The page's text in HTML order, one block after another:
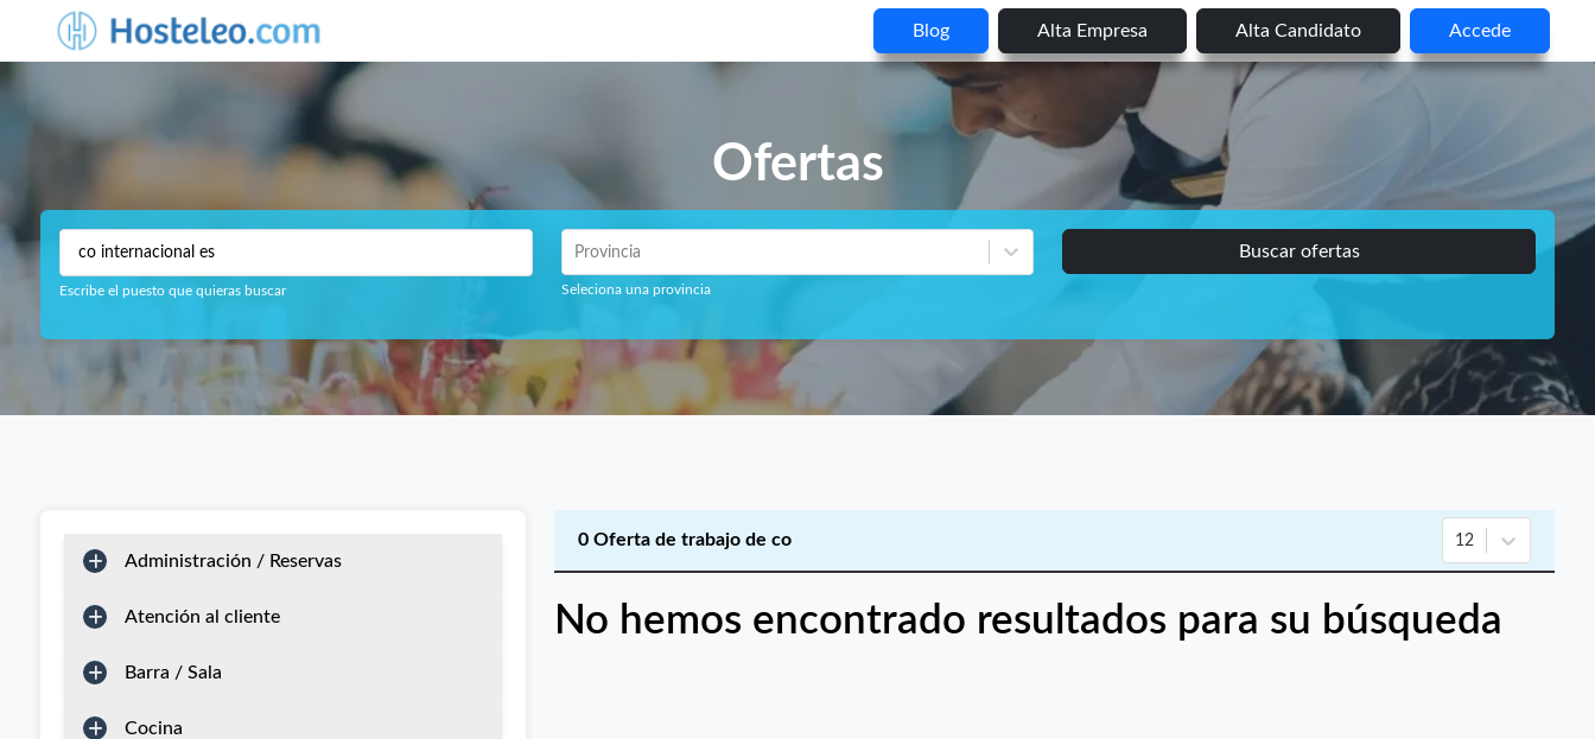
Blog Alta Empresa Alta Candidato Accede
Ofertas
Escribe el puesto que quieras buscar
Provincia
Seleciona una provincia
Buscar ofertas
Administración / Reservas
Atención al cliente
Barra / Sala
Cocina
0 Oferta de trabajo de co 12
No hemos encontrado resultados para su búsqueda